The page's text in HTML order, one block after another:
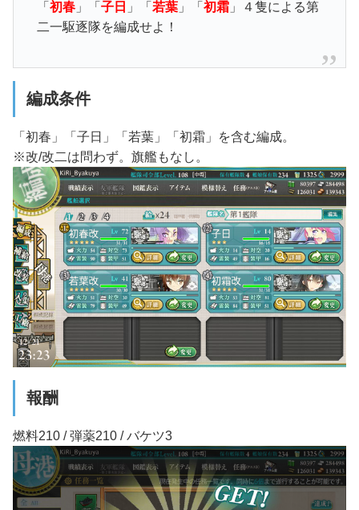
「 初春」「 子日 」「 若葉」「 初霜」４隻による第
二一駆逐隊を編成せよ！
編成条件
「初春」「子日」「若葉」「初霜」を含む編成。
※改/改二は問わず。旗艦もなし。
報酬
燃料210 / 弾薬210 / バケツ3